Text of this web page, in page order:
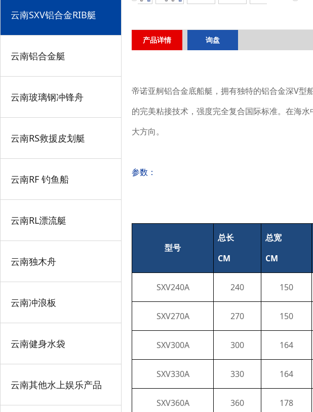
云南SXV铝合金RIB艇
云南铝合金艇
云南玻璃钢冲锋舟
云南RS救援皮划艇
云南RF 钓鱼船
云南RL漂流艇
云南独木舟
云南冲浪板
云南健身水袋
云南其他水上娱乐产品
产品详情 询盘
帝诺亚舸铝合金底船艇 ，拥有独特的铝合金深V型
的完美粘接技术，强度完全复合国际标准。在海
大方向。
参数：
型号
总长
CM
总宽
CM
SXV240A 240 150
SXV270A 270 150
SXV300A 300 164
SXV330A 330 164
SXV360A 360 178